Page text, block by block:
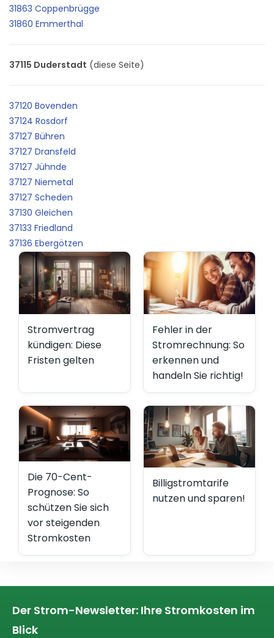
31863 Coppenbrügge
31860 Emmerthal
37115 Duderstadt (diese Seite)
37120 Bovenden
37124 Rosdorf
37127 Bühren
37127 Dransfeld
37127 Jühnde
37127 Niemetal
37127 Scheden
37130 Gleichen
37133 Friedland
37136 Ebergötzen
Stromvertrag
kündigen: Diese
Fristen gelten
Fehler in der
Stromrechnung: So
erkennen und
handeln Sie richtig!
Die 70-Cent-
Prognose: So
schützen Sie sich
vor steigenden
Stromkosten
Billigstromtarife
nutzen und sparen!
Der Strom-Newsletter: Ihre Stromkosten im
Blick